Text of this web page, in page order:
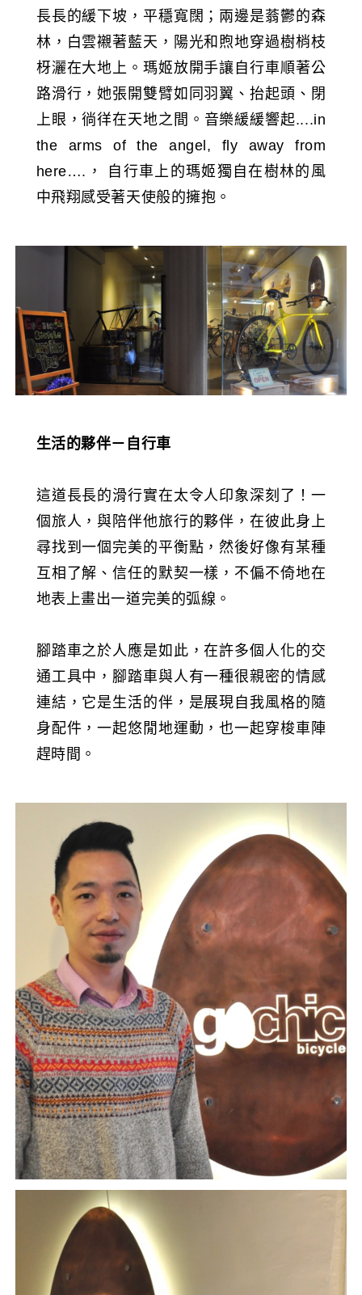
長長的緩下坡，平穩寬闊；兩邊是蓊鬱的森
林，白雲襯著藍天，陽光和煦地穿過樹梢枝
枒灑在大地上。瑪姬放開手讓自行車順著公
路滑行，她張開雙臂如同羽翼、抬起頭、閉
上眼，徜徉在天地之間。音樂緩緩響起....in
the arms of the angel, fly away from
here….， 自行車上的瑪姬獨自在樹林的風
中飛翔感受著天使般的擁抱。
生活的夥伴－自行車
這道長長的滑行實在太令人印象深刻了！一
個旅人，與陪伴他旅行的夥伴，在彼此身上
尋找到一個完美的平衡點，然後好像有某種
互相了解、信任的默契一樣，不偏不倚地在
地表上畫出一道完美的弧線。
腳踏車之於人應是如此，在許多個人化的交
通工具中，腳踏車與人有一種很親密的情感
連結，它是生活的伴，是展現自我風格的隨
身配件，一起悠閒地運動，也一起穿梭車陣
趕時間。